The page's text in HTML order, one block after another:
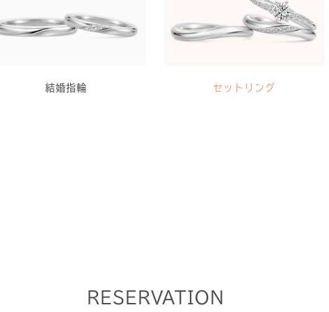
結婚指輪 セットリング
RESERVATION